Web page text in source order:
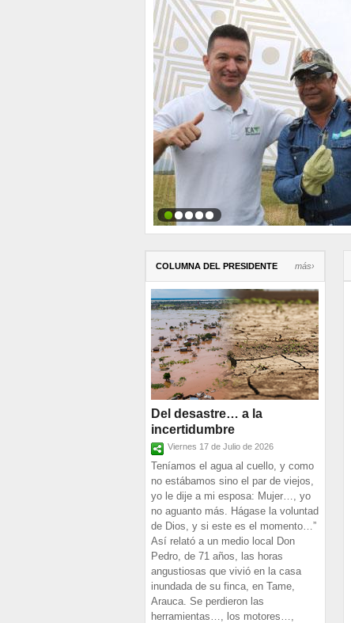
COLUMNA DEL PRESIDENTE más›
Del desastre… a la
incertidumbre
Viernes 17 de Julio de 2026
Teníamos el agua al cuello, y como
no estábamos sino el par de viejos,
yo le dije a mi esposa: Mujer…, yo
no aguanto más. Hágase la voluntad
de Dios, y si este es el momento…”
Así relató a un medio local Don
Pedro, de 71 años, las horas
angustiosas que vivió en la casa
inundada de su finca, en Tame,
Arauca. Se perdieron las
herramientas…, los motores…,